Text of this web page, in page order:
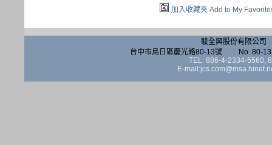
加入收藏夾 Add to My
駿全興股份有限公司
台中市烏日區慶光路80-13號 No. 80-13,
TEL: 886-4-2334-5560,
E-